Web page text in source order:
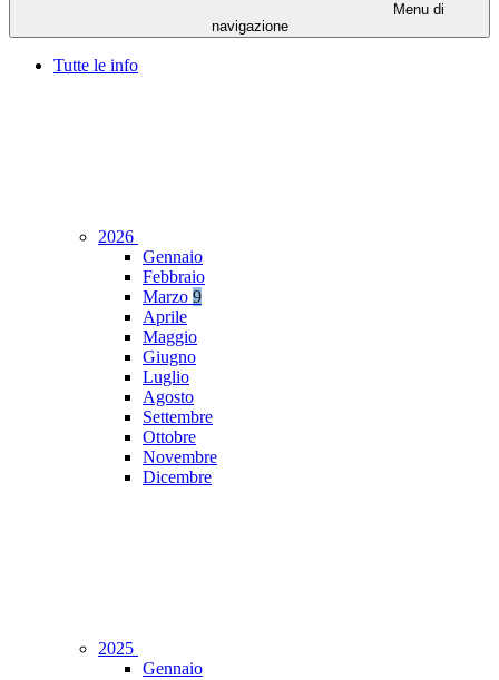
Menu di
navigazione
Tutte le info
2026
Gennaio
Febbraio
Marzo 9
Aprile
Maggio
Giugno
Luglio
Agosto
Settembre
Ottobre
Novembre
Dicembre
2025
Gennaio